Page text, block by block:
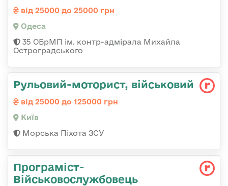
від 25000 до 25000 грн
Одеса
35 ОБрМП ім. контр-адмірала Михайла
Остроградського
Рульовий-мотоpист, військовий
від 25000 до 125000 грн
Київ
Морська Піхота ЗСУ
Програміст-
Військовослужбовець